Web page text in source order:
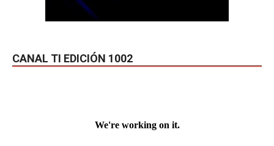
CANAL TI EDICIÓN 1002